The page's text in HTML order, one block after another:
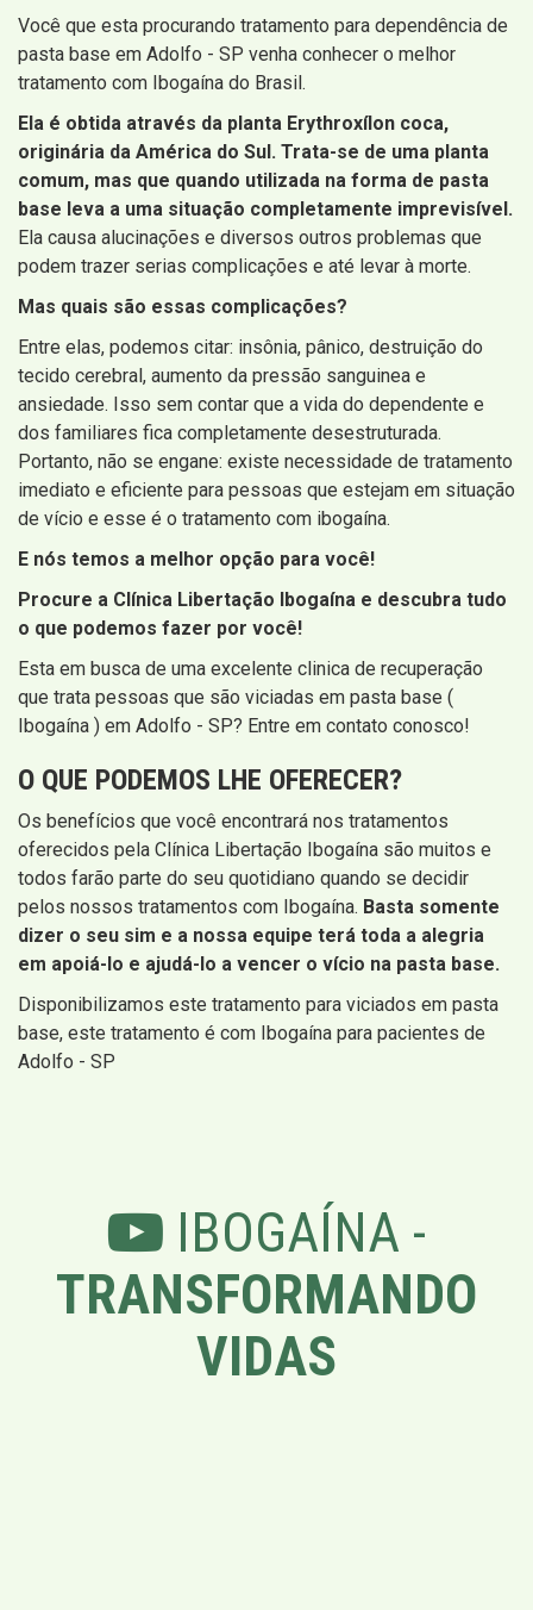
Você que esta procurando tratamento para dependência de
pasta base em Adolfo - SP venha conhecer o melhor
tratamento com Ibogaína do Brasil.
Ela é obtida através da planta Erythroxílon coca,
originária da América do Sul. Trata-se de uma planta
comum, mas que quando utilizada na forma de pasta
base leva a uma situação completamente imprevisível.
Ela causa alucinações e diversos outros problemas que
podem trazer serias complicações e até levar à morte.
Mas quais são essas complicações?
Entre elas, podemos citar: insônia, pânico, destruição do
tecido cerebral, aumento da pressão sanguinea e
ansiedade. Isso sem contar que a vida do dependente e
dos familiares fica completamente desestruturada.
Portanto, não se engane: existe necessidade de tratamento
imediato e eficiente para pessoas que estejam em situação
de vício e esse é o tratamento com ibogaína.
E nós temos a melhor opção para você!
Procure a Clínica Libertação Ibogaína e descubra tudo
o que podemos fazer por você!
Esta em busca de uma excelente clinica de recuperação
que trata pessoas que são viciadas em pasta base (
Ibogaína ) em Adolfo - SP? Entre em contato conosco!
O QUE PODEMOS LHE OFERECER?
Os benefícios que você encontrará nos tratamentos
oferecidos pela Clínica Libertação Ibogaína são muitos e
todos farão parte do seu quotidiano quando se decidir
pelos nossos tratamentos com Ibogaína. Basta somente
dizer o seu sim e a nossa equipe terá toda a alegria
em apoiá-lo e ajudá-lo a vencer o vício na pasta base.
Disponibilizamos este tratamento para viciados em pasta
base, este tratamento é com Ibogaína para pacientes de
Adolfo - SP
IBOGAÍNA -
TRANSFORMANDO
VIDAS